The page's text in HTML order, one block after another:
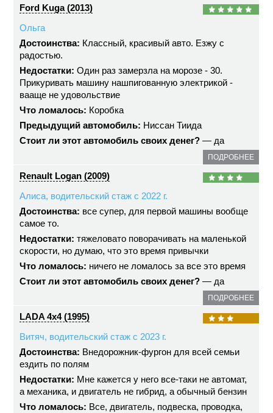
Ford Kuga (2013)
Ольга
Достоинства: Классный, красивый авто. Езжу с
радостью.
Недостатки: Один раз замерзла на морозе - 30.
Прикуривать машину нашпигованную электрикой -
вааще не удовольствие
Что ломалось: Коробка
Предыдущий автомобиль: Ниссан Тиида
Стоит ли этот автомобиль своих денег? — да
ПОДРОБНЕЕ
Renault Logan (2009)
Алиса, водительский стаж с 2022 г.
Достоинства: все супер, для первой машины вообще
самое то.
Недостатки: тяжеловато поворачивать на маленькой
скорости, но думаю, что это время привычки
Что ломалось: ничего не ломалось за все это время
Стоит ли этот автомобиль своих денег? — да
ПОДРОБНЕЕ
LADA 4x4 (1995)
Витяч, водительский стаж с 2023 г.
Достоинства: Внедорожник-фургон для всей семьи
ездить по полям
Недостатки: Мне кажется у него все-таки не автомат,
а механика, и двигатель не гибрид, а обычный бензин
Что ломалось: Все, двигатель, подвеска, проводка,